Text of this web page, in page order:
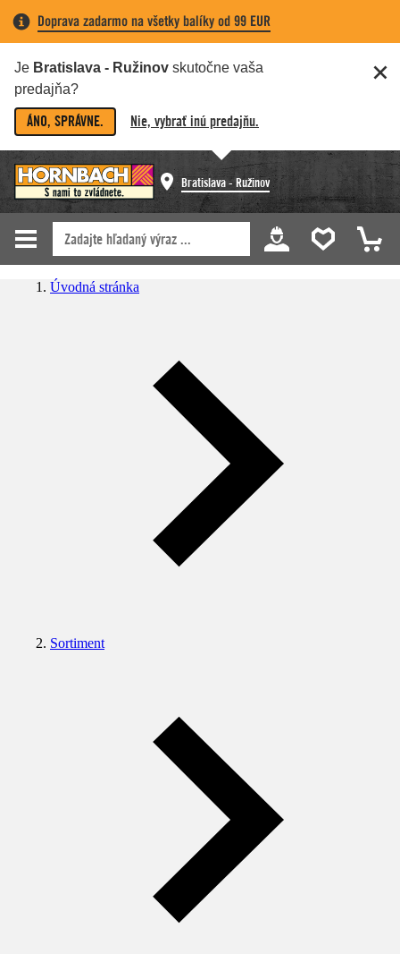
Doprava zadarmo na všetky balíky od 99 EUR
Je Bratislava - Ružinov skutočne vaša
predajňa?
ÁNO, SPRÁVNE. Nie, vybrať inú predajňu.
Bratislava - Ružinov
Úvodná stránka
Sortiment